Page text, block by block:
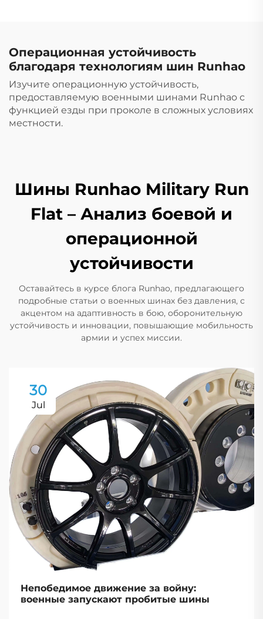
Операционная устойчивость
благодаря технологиям шин Runhao
Изучите операционную устойчивость,
предоставляемую военными шинами Runhao с
функцией езды при проколе в сложных условиях
местности.
Шины Runhao Military Run
Flat – Анализ боевой и
операционной
устойчивости
Оставайтесь в курсе блога Runhao, предлагающего
подробные статьи о военных шинах без давления, с
акцентом на адаптивность в бою, оборонительную
устойчивость и инновации, повышающие мобильность
армии и успех миссии.
30
Jul
Непобедимое движение за войну:
военные запускают пробитые шины